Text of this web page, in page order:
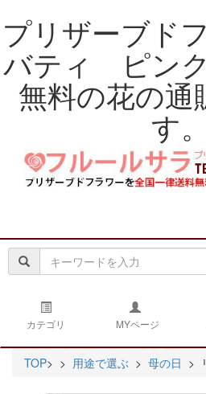
プリザーブド
バティ ピン
無料の花の
す。
カテゴリ MYページ
TOP> > 用途で選ぶ > 母の日 >